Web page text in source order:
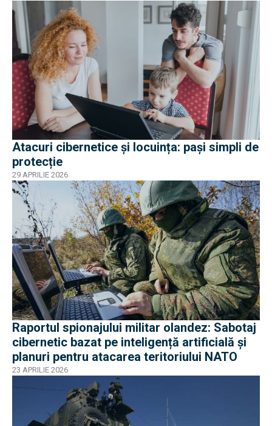
Atacuri cibernetice și locuința: pași simpli de
protecție
29 APRILIE 2026
Raportul spionajului militar olandez: Sabotaj
cibernetic bazat pe inteligență artificială și
planuri pentru atacarea teritoriului NATO
23 APRILIE 2026